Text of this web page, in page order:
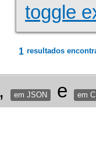
toggle
1 resultados
, em JSON e em